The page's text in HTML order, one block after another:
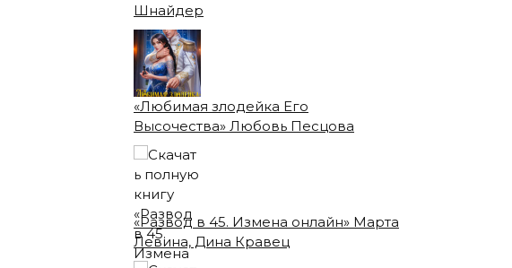
Шнайдер
«Любимая злодейка Его
Высочества» Любовь Песцова
«Развод в 45. Измена онлайн» Марта
Левина, Дина Кравец